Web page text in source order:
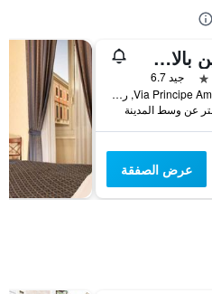
شامبين بالاس هوتل
جيد 6.7
Via Principe Amedeo 82, روما, إيطاليا
عرض الصفقة